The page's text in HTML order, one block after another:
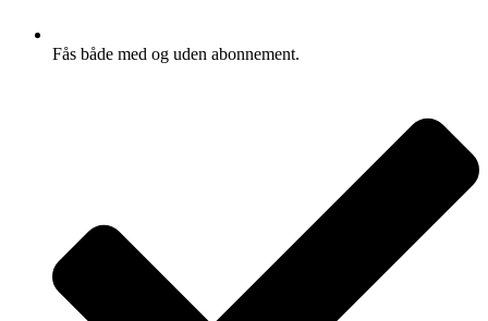
Fås både med og uden abonnement.